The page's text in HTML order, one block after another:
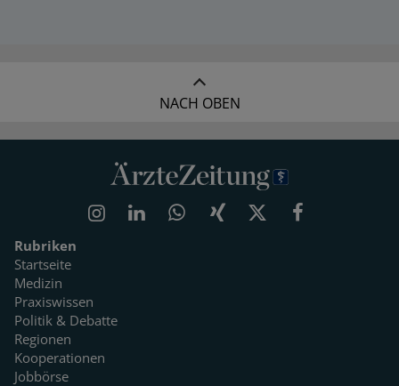
NACH OBEN
Rubriken
Startseite
Medizin
Praxiswissen
Politik & Debatte
Regionen
Kooperationen
Jobbörse